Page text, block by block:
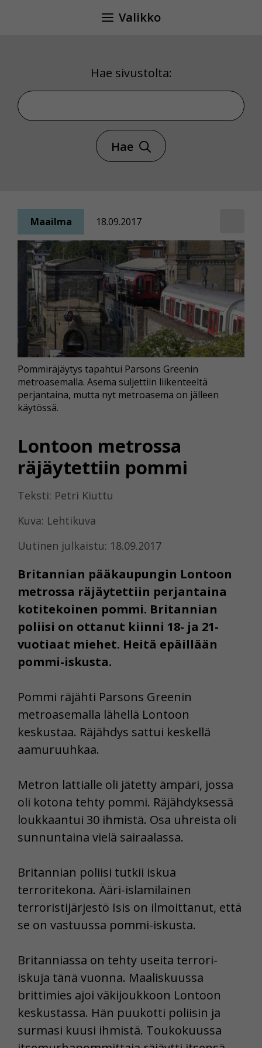
Valikko
Hae sivustolta:
Hae sivustolta
Hae
Maailma 18.09.2017
Lontoon metrossa
räjäytettiin pommi
Teksti: Petri Kiuttu
Kuva: Lehtikuva
Uutinen julkaistu: 18.09.2017
Britannian pääkaupungin Lontoon
metrossa räjäytettiin perjantaina
kotitekoinen pommi. Britannian
poliisi on ottanut kiinni 18- ja 21-
vuotiaat miehet. Heitä epäillään
pommi-iskusta.
Pommiräjäytys tapahtui Parsons Greenin
metroasemalla. Asema suljettiin liikenteeltä
perjantaina, mutta nyt metroasema on jälleen
käytössä.
Pommi räjähti Parsons Greenin
metroasemalla lähellä Lontoon
keskustaa. Räjähdys sattui keskellä
aamuruuhkaa.
Metron lattialle oli jätetty ämpäri, jossa
oli kotona tehty pommi. Räjähdyksessä
loukkaantui 30 ihmistä. Osa uhreista oli
sunnuntaina vielä sairaalassa.
Britannian poliisi tutkii iskua
terroritekona. Ääri-islamilainen
terroristijärjestö Isis on ilmoittanut, että
se on vastuussa pommi-iskusta.
Britanniassa on tehty useita terrori-
iskuja tänä vuonna. Maaliskuussa
brittimies ajoi väkijoukkoon Lontoon
keskustassa. Hän puukotti poliisin ja
surmasi kuusi ihmistä. Toukokuussa